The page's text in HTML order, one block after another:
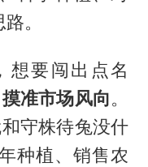
。
想要闯出点名
准市场风向。
守株待兔没什
种植、销售农